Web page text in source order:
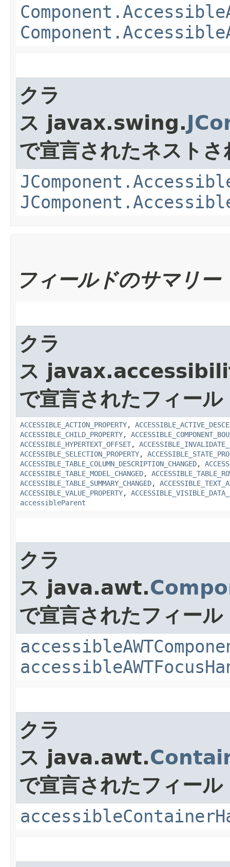
クラ
ス javax.swing.
で宣言されたネスト
フィールドのサマリー
クラ
ス
で宣言されたフィール
ACCESSIBLE_ACTION_PROPERTY,
ACCESSIBLE_CHILD_PROPERTY,
ACCESSIBLE_HYPERTEXT_OFFSET,
ACCESSIBLE_SELECTION_PROPERTY,
ACCESSIBLE_TABLE_COLUMN_DESCRIPTION_CHANGED,
ACCESSIBLE_TABLE_MODEL_CHANGED,
ACCESSIBLE_TABLE_SUMMARY_CHANGED,
ACCESSIBLE_VALUE_PROPERTY,
accessibleParent
クラ
ス java.awt.
で宣言されたフィール
クラ
ス java.awt.
で宣言されたフィール